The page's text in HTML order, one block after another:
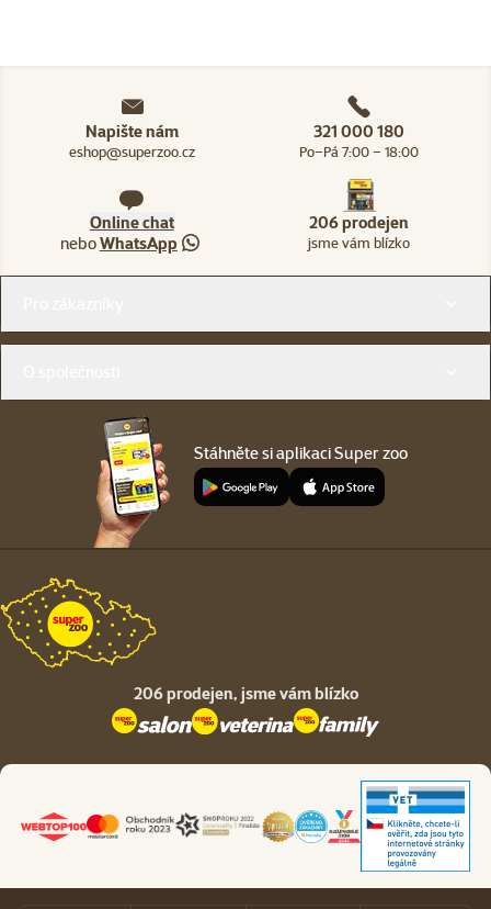
Napište nám
eshop@superzoo.cz
321 000 180
Po–Pá 7:00 – 18:00
Online chat
neboWhatsApp
206 prodejen
jsme vám blízko
Stáhněte si aplikaci Super zoo
206 prodejen, jsme vám blízko